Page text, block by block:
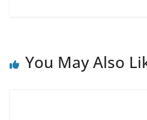
You May Also